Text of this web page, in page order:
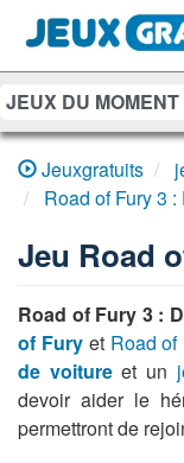
JEUX DU MOMENT
DAMES RAMI
Jeuxgratuits
Road of Fury 3
Jeu Road
Road of Fury 3 :
of Furyet Road of
de voitureet un
devoir aider le
permettront de